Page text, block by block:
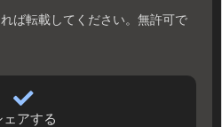
ば転載してください。無許可で
ェアする